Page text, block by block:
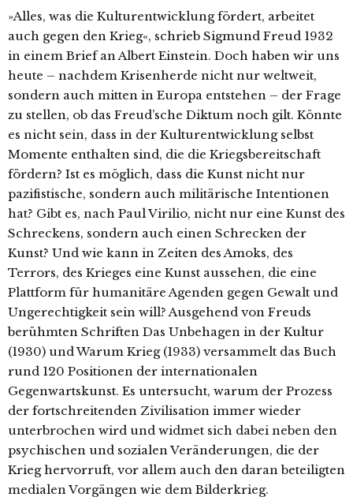
»Alles, was die Kulturentwicklung fördert, arbeitet
auch gegen den Krieg«, schrieb Sigmund Freud 1932
in einem Brief an Albert Einstein. Doch haben wir uns
heute – nachdem Krisenherde nicht nur weltweit,
sondern auch mitten in Europa entstehen – der Frage
zu stellen, ob das Freud’sche Diktum noch gilt. Könnte
es nicht sein, dass in der Kulturentwicklung selbst
Momente enthalten sind, die die Kriegsbereitschaft
fördern? Ist es möglich, dass die Kunst nicht nur
pazifistische, sondern auch militärische Intentionen
hat? Gibt es, nach Paul Virilio, nicht nur eine Kunst des
Schreckens, sondern auch einen Schrecken der
Kunst? Und wie kann in Zeiten des Amoks, des
Terrors, des Krieges eine Kunst aussehen, die eine
Plattform für humanitäre Agenden gegen Gewalt und
Ungerechtigkeit sein will? Ausgehend von Freuds
berühmten Schriften Das Unbehagen in der Kultur
(1930) und Warum Krieg (1933) versammelt das Buch
rund 120 Positionen der internationalen
Gegenwartskunst. Es untersucht, warum der Prozess
der fortschreitenden Zivilisation immer wieder
unterbrochen wird und widmet sich dabei neben den
psychischen und sozialen Veränderungen, die der
Krieg hervorruft, vor allem auch den daran beteiligten
medialen Vorgängen wie dem Bilderkrieg.